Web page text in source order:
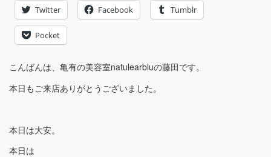
Twitter Facebook Tumblr
Pocket
こんばんは、亀有の美容室natulearbluの藤田です。
本日もご来店ありがとうございました。
本日は大安。
本日は